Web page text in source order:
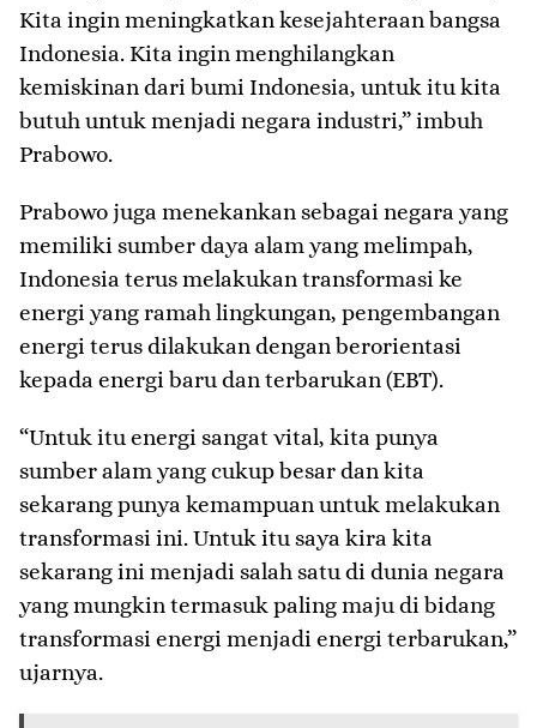
Kita ingin meningkatkan kesejahteraan bangsa
Indonesia. Kita ingin menghilangkan
kemiskinan dari bumi Indonesia, untuk itu kita
butuh untuk menjadi negara industri,” imbuh
Prabowo.
Prabowo juga menekankan sebagai negara yang
memiliki sumber daya alam yang melimpah,
Indonesia terus melakukan transformasi ke
energi yang ramah lingkungan, pengembangan
energi terus dilakukan dengan berorientasi
kepada energi baru dan terbarukan (EBT).
“Untuk itu energi sangat vital, kita punya
sumber alam yang cukup besar dan kita
sekarang punya kemampuan untuk melakukan
transformasi ini. Untuk itu saya kira kita
sekarang ini menjadi salah satu di dunia negara
yang mungkin termasuk paling maju di bidang
transformasi energi menjadi energi terbarukan,”
ujarnya.